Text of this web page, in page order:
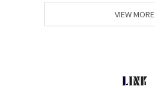
VIEW MORE
LINK